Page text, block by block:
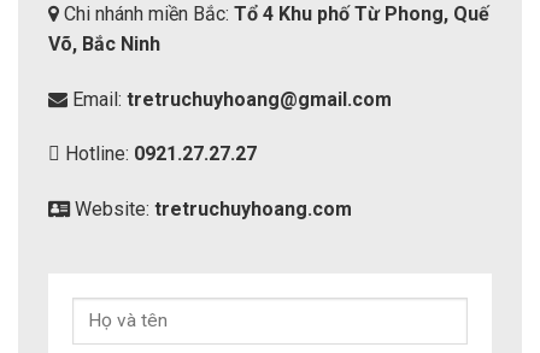
Chi nhánh miền Bắc: Tổ 4 Khu phố Từ Phong, Quế
Võ, Bắc Ninh
Email: tretruchuyhoang@gmail.com
Hotline: 0921.27.27.27
Website: tretruchuyhoang.com